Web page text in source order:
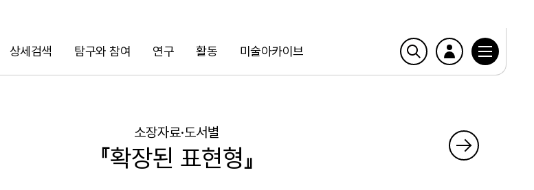
상세검색 탐구와 참여 연구 활동 미술아카이브
검색
소장자료·도서별
『확장된 표현형』